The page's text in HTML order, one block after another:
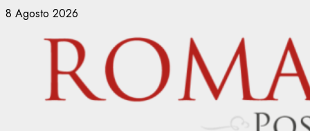
Vai
contenuto
8 Agosto 2026